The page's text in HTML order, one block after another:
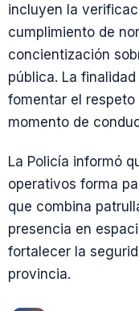
incluyen la
cumplimiento de
concientización
pública. La
fomentar el
momento de
La Policía informó
operativos forma
que combina
presencia en
fortalecer la
provincia.